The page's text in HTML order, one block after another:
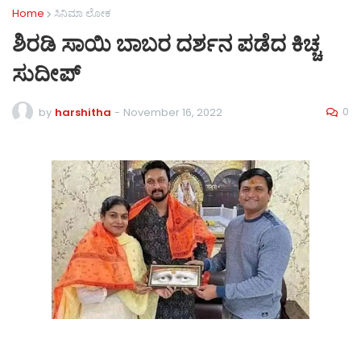
Home ಸಿನಿಮಾ ಲೋಕ
ಶಿರಡಿ ಸಾಯಿ ಬಾಬರ ದರ್ಶನ ಪಡೆದ ಕಿಚ್ಚ
ಸುದೀಪ್
by harshitha - November 16, 2022 0